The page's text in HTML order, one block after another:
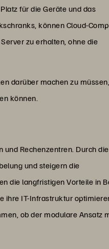
für die Geräte und das
können Cloud-
zu erhalten, ohne die
darüber machen zu
können.
Rechenzentren. Durch die
und steigern die
die langfristigen Vorteile in
ihre IT-Infrastruktur
ob der modulare Ansatz